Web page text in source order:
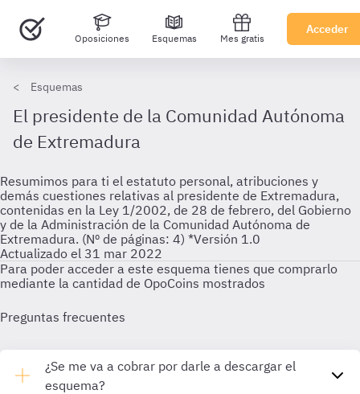
Oposiciones Esquemas Mes gratis
Acceder
Esquemas
El presidente de la Comunidad Autónoma
de Extremadura
Resumimos para ti el estatuto personal, atribuciones y
demás cuestiones relativas al presidente de Extremadura,
contenidas en la Ley 1/2002, de 28 de febrero, del Gobierno
y de la Administración de la Comunidad Autónoma de
Extremadura. (Nº de páginas: 4) *Versión 1.0
Actualizado el 31 mar 2022
Para poder acceder a este esquema tienes que comprarlo
mediante la cantidad de OpoCoins mostrados
Preguntas frecuentes
¿Se me va a cobrar por darle a descargar el
esquema?